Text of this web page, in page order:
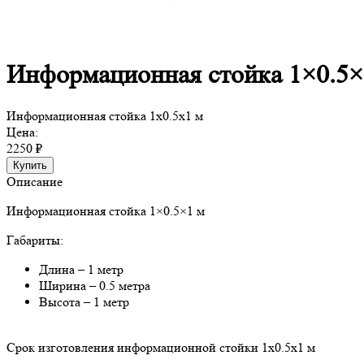
Информационная стойка
Информационная стойка 1x0.5x1 м
Цена:
2250 ₽
Купить
Описание
Информационная стойка 1×0.5×1 м
Габариты:
Длина – 1 метр
Ширина – 0.5 метра
Высота – 1 метр
Срок изготовления информационной стойки 1x0.5x1 м